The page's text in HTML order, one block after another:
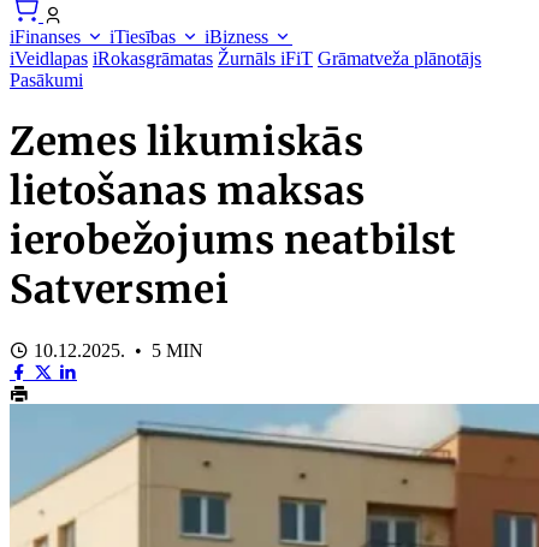
iFinanses iTiesības
iBizness
iVeidlapas iRokasgrāmatas Žurnāls iFiT Grāmatveža plānotājs
Pasākumi
Zemes likumiskās
lietošanas maksas
ierobežojums neatbilst
Satversmei
10.12.2025. • 5 MIN